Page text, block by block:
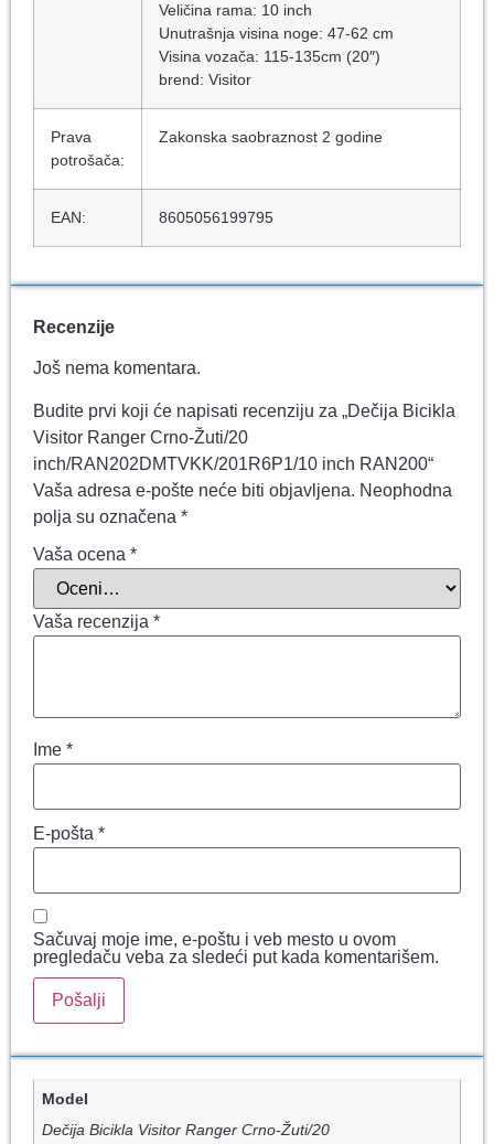
Veličina rama: 10 inch
Unutrašnja visina noge: 47-62 cm
Visina vozača: 115-135cm (20″)
brend: Visitor
Prava
potrošača:
Zakonska saobraznost 2 godine
EAN: 8605056199795
Recenzije
Još nema komentara.
Budite prvi koji će napisati recenziju za „Dečija Bicikla
Visitor Ranger Crno-Žuti/20
inch/RAN202DMTVKK/201R6P1/10 inch RAN200“
Vaša adresa e-pošte neće biti objavljena. Neophodna
polja su označena *
Vaša ocena *
Vaša recenzija *
Ime *
E-pošta *
Sačuvaj moje ime, e-poštu i veb mesto u ovom
pregledaču veba za sledeći put kada komentarišem.
Model
Dečija Bicikla Visitor Ranger Crno-Žuti/20